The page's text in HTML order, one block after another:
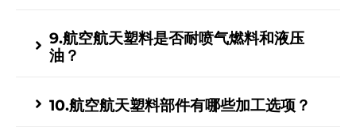
9.航空航天塑料是否耐喷气燃料和液压
油？
10.航空航天塑料部件有哪些加工选项？